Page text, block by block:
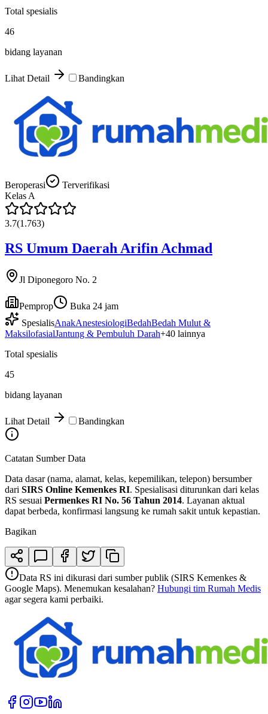
Total spesialis
46
bidang layanan
Lihat Detail Bandingkan
Beroperasi
Terverifikasi
Kelas A
3.7(1.763)
RS Umum Daerah Arifin Achmad
Jl Diponegoro No. 2
Pemprop
Buka 24 jam
SpesialisAnakAnestesiologiBedahBedah Mulut &
MaksilofasialJantung & Pembuluh Darah+40 lainnya
Total spesialis
45
bidang layanan
Lihat Detail Bandingkan
Catatan Sumber Data
Data dasar (nama, alamat, kelas, kepemilikan, telepon) bersumber
dari SIRS Online Kemenkes RI. Spesialisasi diturunkan dari kelas
RS sesuai Permenkes RI No. 56 Tahun 2014. Layanan aktual
dapat berbeda, konfirmasi langsung ke rumah sakit untuk kepastian.
Bagikan
Data RS ini dikurasi dari sumber publik (SIRS Kemenkes &
Google Maps). Menemukan kesalahan? Hubungi tim Rumah Medis
agar segera kami perbaiki.